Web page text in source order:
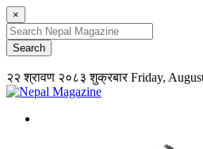
×
२२ श्रावण २०८३ शुक्रबारFriday,